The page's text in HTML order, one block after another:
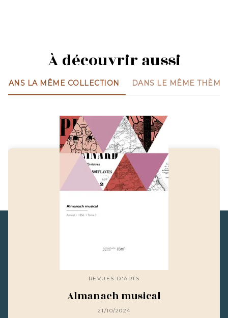
À découvrir aussi
DANS LA MÊME COLLECTION DANS LE MÊME THÈME
REVUES D'ARTS
Almanach musical
21/10/2024